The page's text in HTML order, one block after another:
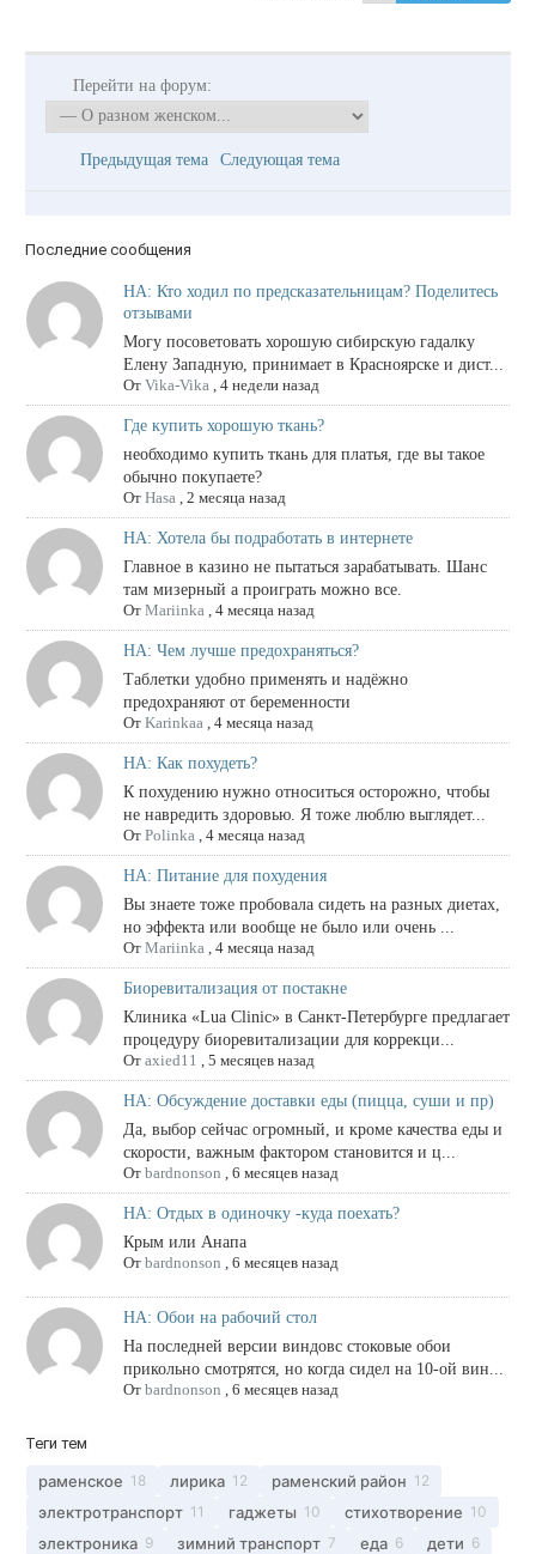
Перейти на форум:
Предыдущая тема Следующая тема
Последние сообщения
НА: Кто ходил по предсказательницам? Поделитесь
отзывами
Могу посоветовать хорошую сибирскую гадалку
Елену Западную, принимает в Красноярске и дист...
От Vika-Vika, 4 недели назад
Где купить хорошую ткань?
необходимо купить ткань для платья, где вы такое
обычно покупаете?
От Hasa, 2 месяца назад
НА: Хотела бы подработать в интернете
Главное в казино не пытаться зарабатывать. Шанс
там мизерный а проиграть можно все.
От Mariinka, 4 месяца назад
НА: Чем лучше предохраняться?
Таблетки удобно применять и надёжно
предохраняют от беременности
От Karinkaa, 4 месяца назад
НА: Как похудеть?
К похудению нужно относиться осторожно, чтобы
не навредить здоровью. Я тоже люблю выглядет...
От Polinka, 4 месяца назад
НА: Питание для похудения
Вы знаете тоже пробовала сидеть на разных диетах,
но эффекта или вообще не было или очень ...
От Mariinka, 4 месяца назад
Биоревитализация от постакне
Клиника «Lua Clinic» в Санкт-Петербурге предлагает
процедуру биоревитализации для коррекци...
От axied11 , 5 месяцев назад
НА: Обсуждение доставки еды (пицца, суши и пр)
Да, выбор сейчас огромный, и кроме качества еды и
скорости, важным фактором становится и ц...
От bardnonson , 6 месяцев назад
НА: Отдых в одиночку -куда поехать?
Крым или Анапа
От bardnonson , 6 месяцев назад
НА: Обои на рабочий стол
На последней версии виндовс стоковые обои
прикольно смотрятся, но когда сидел на 10-ой вин...
От bardnonson 6 месяцев назад
Теги тем
раменское 18 лирика 12 раменский район 12
электротранспорт 11 гаджеты 10 стихотворение 10
электроника 9 зимний транспорт 7 еда 6 дети 6